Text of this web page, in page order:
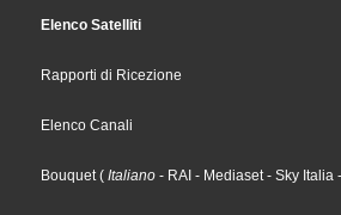
Elenco Satelliti
Rapporti di Ricezione
Elenco Canali
Bouquet ( Italiano - RAI - Mediaset - Sky Italia